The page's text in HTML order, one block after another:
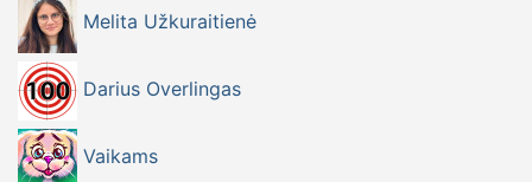
Melita Užkuraitienė
Darius Overlingas
Vaikams